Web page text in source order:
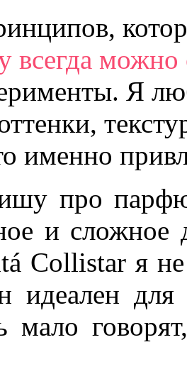
всегда
Я
именно
про
и
Collistar я
идеален
мало